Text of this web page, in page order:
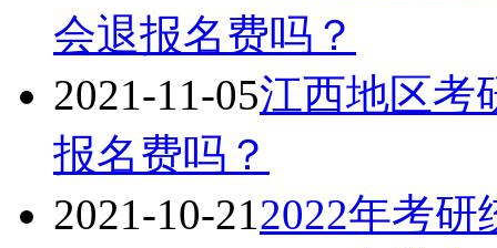
会退报名费吗？
2021-11-05江西地区考
报名费吗？
2021-10-212022年考